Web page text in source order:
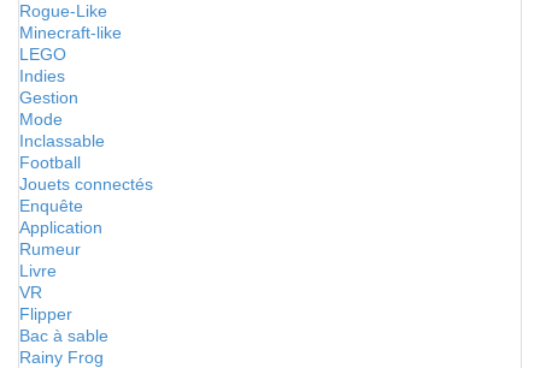
Rogue-Like
Minecraft-like
LEGO
Indies
Gestion
Mode
Inclassable
Football
Jouets connectés
Enquête
Application
Rumeur
Livre
VR
Flipper
Bac à sable
Rainy Frog